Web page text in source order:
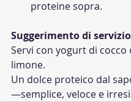
proteine sopra.
Suggerimento di servizio
Servi con yogurt di cocco
limone.
Un dolce proteico dal
—semplice, veloce e